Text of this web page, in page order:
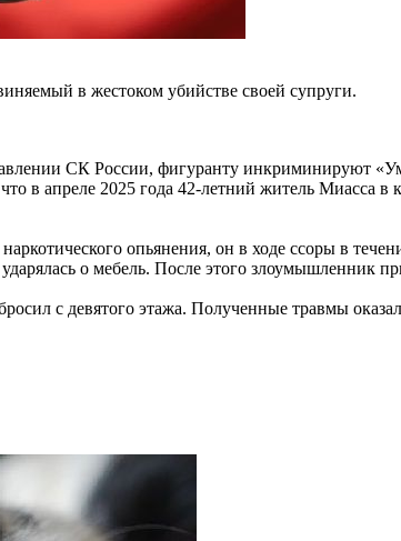
в жестоком убийстве своей супруги.
СК России, фигуранту инкриминируют
в апреле 2025 года 42-летний житель Миасса в
опьянения, он в ходе ссоры в
о мебель. После этого злоумышленник
с девятого этажа. Полученные травмы